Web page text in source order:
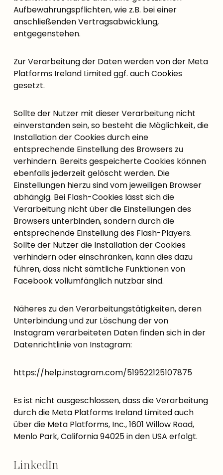
Aufbewahrungspflichten, wie z.B. bei einer
anschließenden Vertragsabwicklung,
entgegenstehen.
Zur Verarbeitung der Daten werden von der Meta
Platforms Ireland Limited ggf. auch Cookies
gesetzt.
Sollte der Nutzer mit dieser Verarbeitung nicht
einverstanden sein, so besteht die Möglichkeit, die
Installation der Cookies durch eine
entsprechende Einstellung des Browsers zu
verhindern. Bereits gespeicherte Cookies können
ebenfalls jederzeit gelöscht werden. Die
Einstellungen hierzu sind vom jeweiligen Browser
abhängig. Bei Flash-Cookies lässt sich die
Verarbeitung nicht über die Einstellungen des
Browsers unterbinden, sondern durch die
entsprechende Einstellung des Flash-Players.
Sollte der Nutzer die Installation der Cookies
verhindern oder einschränken, kann dies dazu
führen, dass nicht sämtliche Funktionen von
Facebook vollumfänglich nutzbar sind.
Näheres zu den Verarbeitungstätigkeiten, deren
Unterbindung und zur Löschung der von
Instagram verarbeiteten Daten finden sich in der
Datenrichtlinie von Instagram:
https://help.instagram.com/519522125107875
Es ist nicht ausgeschlossen, dass die Verarbeitung
durch die Meta Platforms Ireland Limited auch
über die Meta Platforms, Inc., 1601 Willow Road,
Menlo Park, California 94025 in den USA erfolgt.
LinkedIn